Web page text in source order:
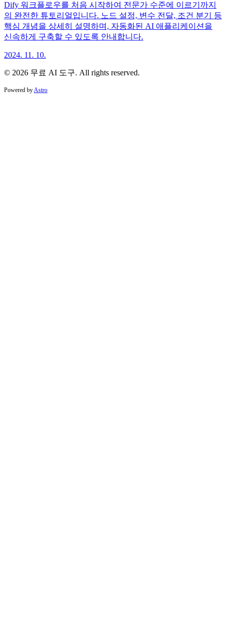
Dify 워크플로우를 처음 시작하여 전문가 수준에 이르기까지
의 완전한 튜토리얼입니다. 노드 설정, 변수 전달, 조건 분기 등
핵심 개념을 상세히 설명하며, 자동화된 AI 애플리케이션을
신속하게 구축할 수 있도록 안내합니다.
2024. 11. 10.
© 2026 무료 AI 도구. All rights reserved.
Powered byAstro